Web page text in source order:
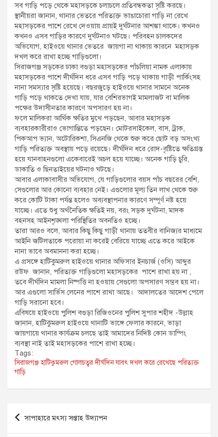
সব গাড়ি পড়ে থেকে মহাসড়কে চলাচলে প্রতিবন্ধকতা সৃষ্টি করছে।
স্থানীয়রা জানান, থানার ভেতরে পরিত্যক্ত ভাঙাচোরা গাড়ি না রেখে
মহাসড়কের পাশে রেখে দেওয়ায় প্রায়ই দুর্ঘটনার আশঙ্কা থাকে। কখনও
কখনও এসব গাড়ির কারণে দুর্ঘটনাও ঘটছে। পরিবহন চালকদের
অভিযোগ, হাইওয়ে থানার ভেতরে জায়গা না থাকায় কারনে মহাসড়ক
দখল করে রাখা হচ্ছে গাড়িগুলো।
সিরাজগঞ্জ সড়কের ঢাকা বগুড়া মহাসড়কের পাঁচলিয়া নামক এলাকায়
মহাসড়কের পাশে দীর্ঘদিন ধরে এসব গাড়ি পড়ে থাকায় গাড়ী পার্কিংসহ
নানা সমস্যার সৃষ্টি হয়েছে। বছরজুড়ে হাইওয়ে থানার সামনে অনেক
গাড়ি পড়ে থাকতে দেখা যায়, যার বেশিরভাগই মামলাজট বা মালিক
পক্ষের উদাসীনতার কারণে অপসারণ হয় না।
ফলে মালিকরা আর্থিক ক্ষতির মুখে পড়ছেন, আবার মহাসড়ক
ব্যবহারকারীরাও ভোগান্তিতে পড়ছেন। মোটরসাইকেল, বাস, ট্রাক,
পিকআপ ভ্যান, অটোরিকশা, সিএনজি থেকে শুরু করে ছোট বড় অসংখ্য
গাড়ি পরিত্যক্ত অবস্থায় পড়ে রয়েছে। দীর্ঘদিন ধরে রোদ-বৃষ্টিতে ক্ষতিগ্রস্ত
হয়ে যানবাহনগুলো একেবারেই অচল হয়ে যাচ্ছে। অনেক গাড়ি চুরি,
ডাকাতি ও ছিনতাইয়ের ঘটনাও ঘটছে।
আবার এলাকাবাসীর অভিযোগ, যে গাড়িগুলোর বয়স পাঁচ বছরের বেশি,
সেগুলোর আর কোনো ব্যবহার নেই। এগুলোর মূল্য তিন লাখ থেকে শুরু
করে কোটি টাকা পর্যন্ত হলেও অব্যবস্থাপনার কারণে সম্পূর্ণ নষ্ট হয়ে
যাচ্ছে। এতে শুধু অর্থনৈতিক ক্ষতিই নয়, বরং সড়ক দুর্ঘটনা, মাদক
বহনসহ আইনশৃঙ্খলা পরিস্থিতির অবনতিও হচ্ছে।
তারা আরও বলে, আবার কিছু কিছু গাড়ী থানায় ততবীর বানিজ্যর মাধ্যমে
আইনি জটিলতাকে পরোয়া না করেই বেরিয়ে যাচ্ছে এতে করে আইকে
নানা ভাবে অবমাননা করা হচ্ছে।
এ প্রসঙ্গে হাটিকুমরুল হাইওয়ে থানার অফিসার ইনচার্জ (ওসি) আব্দুর
রউফ জানান, পরিত্যক্ত গাড়িগুলো মহাসড়কের পাশে রাখা হয় না ,
তবে দীর্ঘদিন মামলা নিষ্পত্তি না হওয়ায় সেগুলো অপসারণ সম্ভব হয় না।
আর এগুলো সার্ভিস লেনের পাশে রাখা আছে। আদালতের আদেশ পেলে
গাড়ি সরানো হবে।
এবিষয়ে হাইওয়ে পুলিশ বগুড়া রিজিওনের পুলিশ সুপার শহীদ -উল্লাহ
জানান, হাটিকুমরুল হাইওয়ে থানাটি ভাঙ্গে ফেলার কারনে, ভাড়া
জায়গায়ে থানার কার্যক্রম চলছে তাই আমাদের নিদিষ্ট কোন ডাম্পিং
ব্যবস্থা নাই তাই মহাসড়কের পাশে রাখা হচ্ছে।
Tags:
সিরাজগঞ্জ হাটিকুমরুল গোলচত্বর দীর্ঘদিন যাবৎ দখল করে রেখেছে পরিত্যক্ত
গাড়ি
Post
navigation
সাপাহারে মৎস্য সপ্তাহ উদ্যাপন